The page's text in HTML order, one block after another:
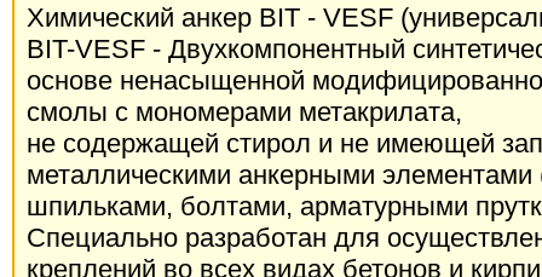
Химический анкер BIT - VESF
BIT-VESF - Двухкомпонентный
основе ненасыщенной
смолы с мономерами метакрилата,
не содержащей стирол и не имеющей
металлическими анкерными
шпильками, болтами, арматурными
Специально разработан для
креплений во всех видах бетонов и